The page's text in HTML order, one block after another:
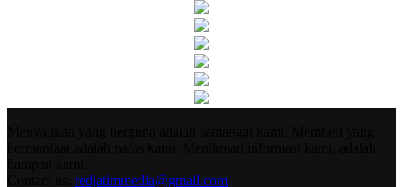
redjatimmedia@gmail.com